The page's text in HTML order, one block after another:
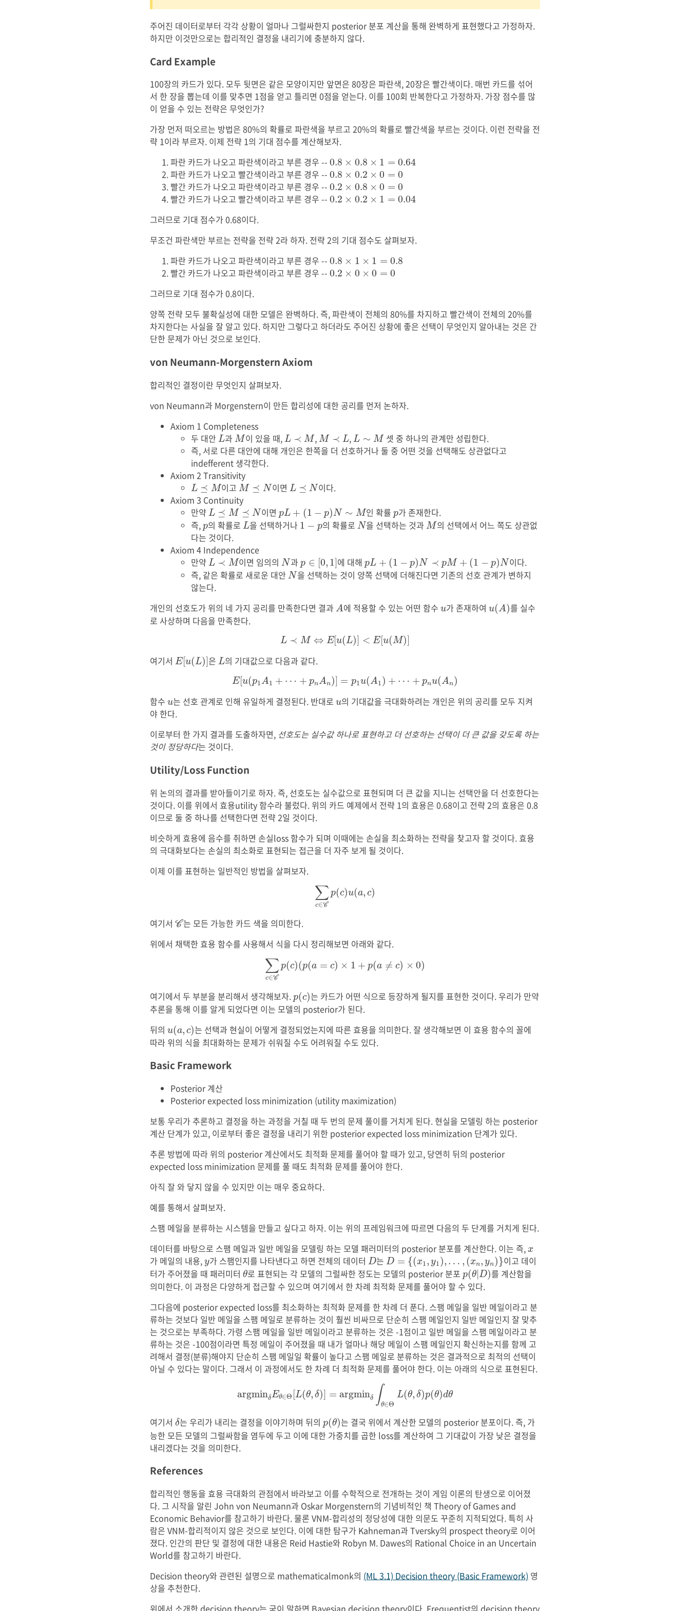
주어진 데이터로부터 각각 상황이 얼마나 그럴싸한지 posterior 분포 계산을 통해 완벽하게 표현했다고 가정하자.
하지만 이것만으로는 합리적인 결정을 내리기에 충분하지 않다.
Card Example
100장의 카드가 있다. 모두 뒷면은 같은 모양이지만 앞면은 80장은 파란색, 20장은 빨간색이다. 매번 카드를 섞어
서 한 장을 뽑는데 이를 맞추면 1점을 얻고 틀리면 0점을 얻는다. 이를 100회 반복한다고 가정하자. 가장 점수를 많
이 얻을 수 있는 전략은 무엇인가?
가장 먼저 떠오르는 방법은 80%의 확률로 파란색을 부르고 20%의 확률로 빨간색을 부르는 것이다. 이런 전략을 전
략 1이라 부르자. 이제 전략 1의 기대 점수를 계산해보자.
파란 카드가 나오고 파란색이라고 부른 경우 -- 0.8 × 0.8 × 1 = 0.64
0.8 × 0.8 × 1 =0.64
파란 카드가 나오고 빨간색이라고 부른 경우 -- 0.8 × 0.2 × 0 = 0
0.8 × 0.2 × 0=0
빨간 카드가 나오고 파란색이라고 부른 경우 -- 0.2 × 0.8 × 0 = 0
0.2 × 0.8 × 0=0
빨간 카드가 나오고 빨간색이라고 부른 경우 -- 0.2 × 0.2 × 1 = 0.04
0.2 × 0.2 × 1 =0.04
그러므로 기대 점수가 0.68이다.
무조건 파란색만 부르는 전략을 전략 2라 하자. 전략 2의 기대 점수도 살펴보자.
파란 카드가 나오고 파란색이라고 부른 경우 -- 0.8 × 1 × 1 = 0.8
0.8 × 1 × 1 =0.8
빨간 카드가 나오고 파란색이라고 부른 경우 -- 0.2 × 0 × 0 = 0
0.2 × 0 × 0=0
그러므로 기대 점수가 0.8이다.
양쪽 전략 모두 불확실성에 대한 모델은 완벽하다. 즉, 파란색이 전체의 80%를 차지하고 빨간색이 전체의 20%를
차지한다는 사실을 잘 알고 있다. 하지만 그렇다고 하더라도 주어진 상황에 좋은 선택이 무엇인지 알아내는 것은 간
단한 문제가 아닌 것으로 보인다.
von Neumann-Morgenstern Axiom
합리적인 결정이란 무엇인지 살펴보자.
von Neumann과 Morgenstern이 만든 합리성에 대한 공리를 먼저 논하자.
Axiom 1 Completeness
두 대안 L
L과 M
M이 있을 때, L ≺ M
L≺ M , M ≺ L
M≺ L , L ∼ M
L M
셋 중 하나의 관계만 성립한다.
즉, 서로 다른 대안에 대해 개인은 한쪽을 더 선호하거나 둘 중 어떤 것을 선택해도 상관없다고
indefferent 생각한다.
Axiom 2 Transitivity
L ⪯ M
L⪯M 이고 M ⪯ N
M⪯N 이면 L ⪯ N
L⪯N
이다.
Axiom 3 Continuity
만약 L ⪯ M ⪯ N
L⪯M⪯N 이면 pL + (1 − p)N ∼ M
pL ( 1− N∼M 인 확률p
p가 존재한다.
즉, p
p의 확률로 L
L을 선택하거나 1 − p
1− p 의 확률로 N
N을 선택하는 것과 M
M의 선택에서 어느 쪽도 상관없
다는 것이다.
Axiom 4 Independence
만약 L ≺ M
L≺M 이면 임의의 N
N과p ∈ [0, 1]
p ∈ [0 1]에 대해pL + (1 − p)N ≺ pM + (1 − p)N
pL ( 1− N≺p M+(1− p N
이다.
즉, 같은 확률로 새로운 대안 N
N을 선택하는 것이 양쪽 선택에 더해진다면 기존의 선호 관계가 변하지
않는다.
개인의 선호도가 위의 네 가지 공리를 만족한다면 결과 A
A에 적용할 수 있는 어떤 함수 u
u가 존재하여 u(A)
u( A) 를 실수
로 사상하며 다음을 만족한다.
L ≺ M ⇔ E[u(L)] < E[u(M)]
L ≺M ⇔ E[u(L)]< E[ u(M)]
여기서 E[u(L)]
E[u(L)]은 L
L의 기대값으로 다음과 같다.
E[u(p1A1 + ⋯ + pnAn)] = p1u(A1) + ⋯ + pnu(An)
E[u (p A ⋯ +p nA n) p1 u(A1 )+ ⋯ n u( An)
함수 u
u는 선호 관계로 인해 유일하게 결정된다. 반대로 u
u의 기대값을 극대화하려는 개인은 위의 공리를 모두 지켜
야 한다.
이로부터 한 가지 결과를 도출하자면, 선호도는 실수값 하나로 표현하고 더 선호하는 선택이 더 큰 값을 갖도록 하는
것이 정당하다는 것이다.
Utility/Loss Function
위 논의의 결과를 받아들이기로 하자. 즉, 선호도는 실수값으로 표현되며 더 큰 값을 지니는 선택안을 더 선호한다는
것이다. 이를 위에서 효용utility 함수라 불렀다. 위의 카드 예제에서 전략 1의 효용은 0.68이고 전략 2의 효용은 0.8
이므로 둘 중 하나를 선택한다면 전략 2일 것이다.
비슷하게 효용에 음수를 취하면 손실loss 함수가 되며 이때에는 손실을 최소화하는 전략을 찾고자 할 것이다. 효용
의 극대화보다는 손실의 최소화로 표현되는 접근을 더 자주 보게 될 것이다.
이제 이를 표현하는 일반적인 방법을 살펴보자.
∑
c∈C
p(c)u(a, c)
∑c ∈ C (c (
여기서 C
C는 모든 가능한 카드 색을 의미한다.
위에서 채택한 효용 함수를 사용해서 식을 다시 정리해보면 아래와 같다.
∑
c∈C
p(c)(p(a = c) × 1 + p(a ≠ c) × 0)
∑c ∈ C p c = × p ≠ c 0)
여기에서 두 부분을 분리해서 생각해보자. p(c)
p(c)는 카드가 어떤 식으로 등장하게 될지를 표현한 것이다. 우리가 만약
추론을 통해 이를 알게 되었다면 이는 모델의 posterior가 된다.
뒤의 u(a, c)
u(a c)는 선택과 현실이 어떻게 결정되었는지에 따른 효용을 의미한다. 잘 생각해보면 이 효용 함수의 꼴에
따라 위의 식을 최대화하는 문제가 쉬워질 수도 어려워질 수도 있다.
Basic Framework
Posterior 계산
Posterior expected loss minimization (utility maximization)
보통 우리가 추론하고 결정을 하는 과정을 거칠 때 두 번의 문제 풀이를 거치게 된다. 현실을 모델링 하는 posterior
계산 단계가 있고, 이로부터 좋은 결정을 내리기 위한 posterior expected loss minimization 단계가 있다.
추론 방법에 따라 위의 posterior 계산에서도 최적화 문제를 풀어야 할 때가 있고, 당연히 뒤의 posterior
expected loss minimization 문제를 풀 때도 최적화 문제를 풀어야 한다.
아직 잘 와 닿지 않을 수 있지만 이는 매우 중요하다.
예를 통해서 살펴보자.
스팸 메일을 분류하는 시스템을 만들고 싶다고 하자. 이는 위의 프레임워크에 따르면 다음의 두 단계를 거치게 된다.
데이터를 바탕으로 스팸 메일과 일반 메일을 모델링 하는 모델 패러미터의 posterior 분포를 계산한다. 이는 즉, x
x
가 메일의 내용, y
y가 스팸인지를 나타낸다고 하면 전체의 데이터D
D는D = {(x1, y1), … , (xn, yn)}
D= {(x1,y1), …,(xn ,yn)}
이고 데이
터가 주어졌을 때 패러미터 θ
θ로 표현되는 각 모델의 그럴싸한 정도는 모델의 posterior 분포 p(θ|D)
p(θ|D)를 계산함을
의미한다. 이 과정은 다양하게 접근할 수 있으며 여기에서 한 차례 최적화 문제를 풀어야 할 수 있다.
그다음에 posterior expected loss를 최소화하는 최적화 문제를 한 차례 더 푼다. 스팸 메일을 일반 메일이라고 분
류하는 것보다 일반 메일을 스팸 메일로 분류하는 것이 훨씬 비싸므로 단순히 스팸 메일인지 일반 메일인지 잘 맞추
는 것으로는 부족하다. 가령 스팸 메일을 일반 메일이라고 분류하는 것은 -1점이고 일반 메일을 스팸 메일이라고 분
류하는 것은 -100점이라면 특정 메일이 주어졌을 때 내가 얼마나 해당 메일이 스팸 메일인지 확신하는지를 함께 고
려해서 결정(분류)해야지 단순히 스팸 메일일 확률이 높다고 스팸 메일로 분류하는 것은 결과적으로 최적의 선택이
아닐 수 있다는 말이다. 그래서 이 과정에서도 한 차례 더 최적화 문제를 풀어야 한다. 이는 아래의 식으로 표현된다.
argminδEθ∈Θ [L(θ, δ)] = argminδ ∫θ∈Θ
L(θ, δ)p(θ)dθ
δ∫
여기서 δδ는 우리가 내리는 결정을 이야기하며 뒤의p(θ)
p(θ)는 결국 위에서 계산한 모델의 posterior 분포이다. 즉, 가
능한 모든 모델의 그럴싸함을 염두에 두고 이에 대한 가중치를 곱한 loss를 계산하여 그 기대값이 가장 낮은 결정을
내리겠다는 것을 의미한다.
References
합리적인 행동을 효용 극대화의 관점에서 바라보고 이를 수학적으로 전개하는 것이 게임 이론의 탄생으로 이어졌
다. 그 시작을 알린 John von Neumann과 Oskar Morgenstern의 기념비적인 책 Theory of Games and
Economic Behavior를 참고하기 바란다. 물론 VNM-합리성의 정당성에 대한 의문도 꾸준히 지적되었다. 특히 사
람은 VNM-합리적이지 않은 것으로 보인다. 이에 대한 탐구가 Kahneman과 Tversky의 prospect theory로 이어
졌다. 인간의 판단 및 결정에 대한 내용은 Reid Hastie와 Robyn M. Dawes의 Rational Choice in an Uncertain
World를 참고하기 바란다.
Decision theory와 관련된 설명으로 mathematicalmonk의 (ML 3.1) Decision theory (Basic Framework) 영
상을 추천한다.
위에서 소개한 decision theory는 굳이 말하면 Bayesian decision theory이다. Frequentist의 decision theory